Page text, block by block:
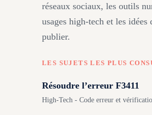
réseaux sociaux, les outils
usages high-tech et les idées
publier.
LES SUJETS LES PLUS
Résoudre l’erreur F3411
High-Tech - Code erreur et